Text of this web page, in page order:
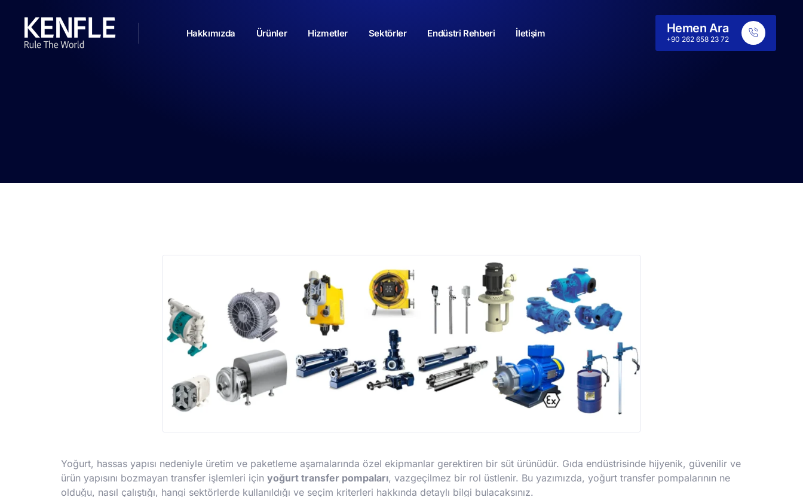
Hakkımızda Ürünler Hizmetler Sektörler Endüstri Rehberi İletişim Hemen Ara
+90 262 658 23 72
Yoğurt, hassas yapısı nedeniyle üretim ve paketleme aşamalarında özel ekipmanlar gerektiren bir süt ürünüdür. Gıda endüstrisinde hijyenik, güvenilir ve
ürün yapısını bozmayan transfer işlemleri için yoğurt transfer pompaları, vazgeçilmez bir rol üstlenir. Bu yazımızda, yoğurt transfer pompalarının ne
olduğu, nasıl çalıştığı, hangi sektörlerde kullanıldığı ve seçim kriterleri hakkında detaylı bilgi bulacaksınız.